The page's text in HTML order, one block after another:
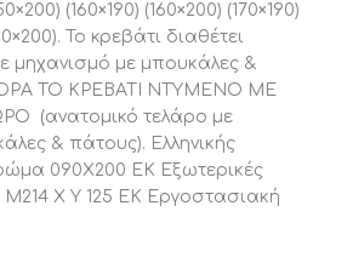
(160×190) (160×200) (170×190)
To κρεβάτι διαθέτει
μηχανισμό με μπουκάλες &
ΤΟ ΚΡΕΒΑΤΙ ΝΤΥΜΕΝΟ ΜΕ
(ανατομικό τελάρο με
& πάτους). Ελληνικής
090Χ200 ΕΚ Εξωτερικές
Μ214 Χ Υ 125 ΕΚ Εργοστασιακή